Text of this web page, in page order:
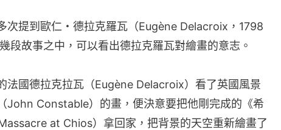
次提到歐仁・德拉克羅瓦（Eugène Delacroix，1798
段故事之中，可以看出德拉克羅瓦對繪畫的意志。
法國德拉克拉瓦（Eugène Delacroix）看了英國風景
John Constable）的畫，便決意要把他剛完成的《希
at Chios）拿回家，把背景的天空重新繪畫了